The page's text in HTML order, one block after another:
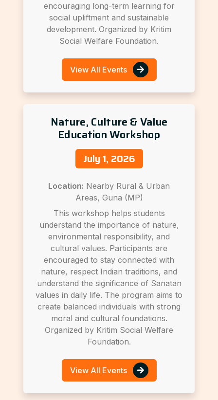
encouraging long-term learning for
social upliftment and sustainable
development. Organized by Kritim
Social Welfare Foundation.
View All Events
Nature, Culture & Value
Education Workshop
July 1, 2026
Location: Nearby Rural & Urban
Areas, Guna (MP)
This workshop helps students
understand the importance of nature,
environmental responsibility, and
cultural values. Participants are
encouraged to stay connected with
nature, respect Indian traditions, and
understand the significance of Sanatan
values in daily life. The program aims to
create balanced individuals with strong
moral and cultural foundations.
Organized by Kritim Social Welfare
Foundation.
View All Events